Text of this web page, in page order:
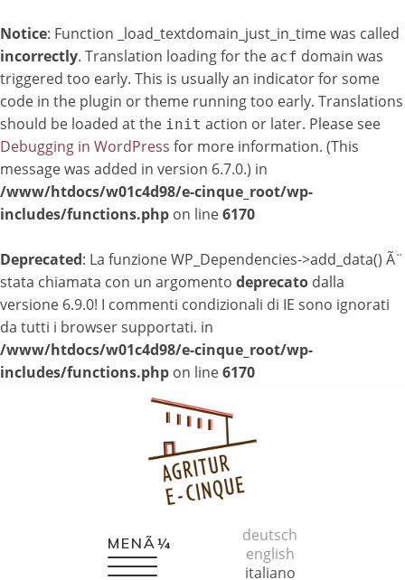
Notice: Function _load_textdomain_just_in_time was called
incorrectly. Translation loading for the acf domain was
triggered too early. This is usually an indicator for some
code in the plugin or theme running too early. Translations
should be loaded at the init action or later. Please see
Debugging in WordPress for more information. (This
message was added in version 6.7.0.) in
/www/htdocs/w01c4d98/e-cinque_root/wp-
includes/functions.php on line6170
Deprecated: La funzione WP_Dependencies->add_data() Ã¨
stata chiamata con un argomento deprecato dalla
versione 6.9.0! I commenti condizionali di IE sono ignorati
da tutti i browser supportati. in
/www/htdocs/w01c4d98/e-cinque_root/wp-
includes/functions.php on line6170
MENÃ¼
deutsch
english
italiano